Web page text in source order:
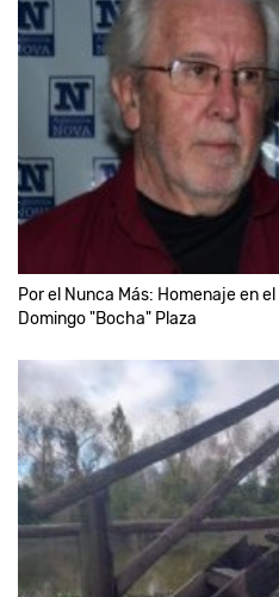
Por el Nunca Más: Homenaje en
Domingo "Bocha" Plaza